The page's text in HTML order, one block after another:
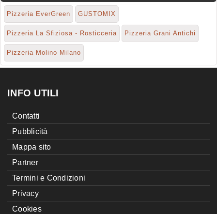
Pizzeria EverGreen GUSTOMIX
Pizzeria La Sfiziosa - Rosticceria Pizzeria Grani Antichi
Pizzeria Molino Milano
INFO UTILI
Contatti
Pubblicità
Mappa sito
Partner
Termini e Condizioni
Privacy
Cookies